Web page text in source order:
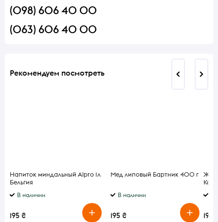
(098) 606 40 00
(063) 606 40 00
Рекомендуем посмотреть
Напиток миндальный Alpro 1л
Бельгия
В наличии
195 ₴
Мед липовый Бартник 400 г
В наличии
195 ₴ 195